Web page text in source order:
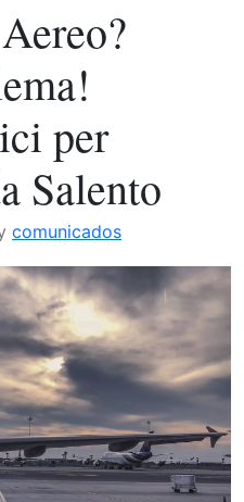
segunda
mano
per
Salento
comunicados